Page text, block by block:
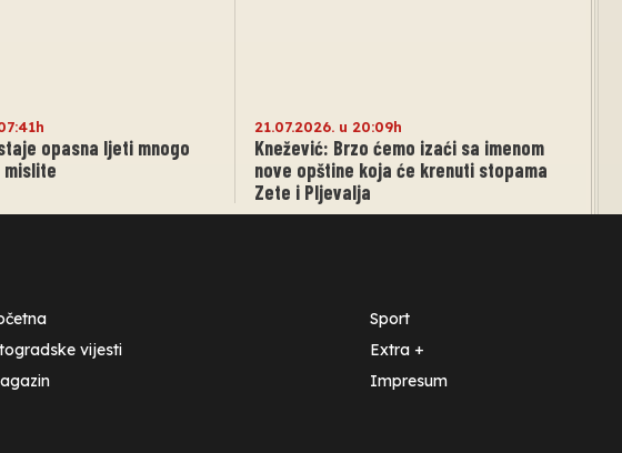
opasna ljeti mnogo
mislite
21.07.2026. u 20:09h
Knežević: Brzo ćemo izaći sa imenom
nove opštine koja će krenuti stopama
Zete i Pljevalja
vijesti
Sport
Extra +
Impresum